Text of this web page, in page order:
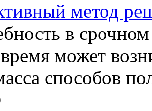
метод
в
может
способов